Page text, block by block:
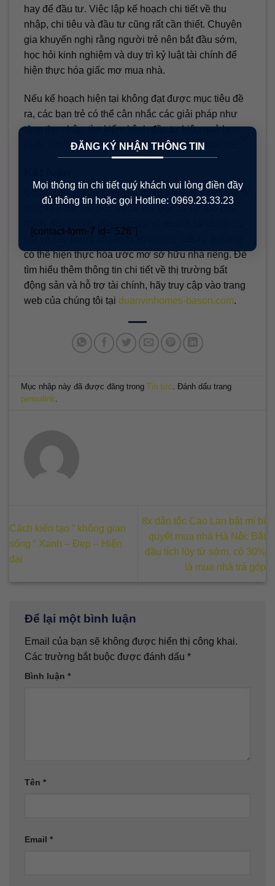
ĐĂNG KÝ NHẬN THÔNG TIN
Mọi thông tin chi tiết quý khách vui lòng điền đầy
đủ thông tin hoặc gọi Hotline: 0969.23.33.23
[contact-form-7 id="526"]
hay để đầu tư. Việc lập kế hoạch chi tiết về thu
nhập, chi tiêu và đầu tư cũng rất cần thiết. Chuyên
gia khuyến nghị rằng người trẻ nên bắt đầu sớm,
học hỏi kinh nghiệm và duy trì kỷ luật tài chính để
hiện thực hóa giấc mơ mua nhà.
Nếu kế hoạch hiện tại không đạt được mục tiêu đề
ra, các bạn trẻ có thể cân nhắc các giải pháp như
tăng thu nhập, tìm kiếm kênh đầu tư hiệu quả hơn
hoặc lớn hơn là kéo dài thời gian dự trù mua nhà.
Giá bất động sản tăng cao đang trở thành một thách
thức lớn đối với giới trẻ tại Hà Nội và TP. Hồ Chí
thể và các bước chuẩn bị kỹ lưỡng, bất kỳ ai cũng
có thể hiện thực hóa ước mơ sở hữu nhà riêng. Để
tìm hiểu thêm thông tin chi tiết về thị trường bất
động sản và hỗ trợ tài chính, hãy truy cập vào trang
web của chúng tôi tại duanvinhomes-bason.com.
Mục nhập này đã được đăng trongTin tức . Đánh dấu trang
permalink
Cách kiến tạo ” không gian
sống ” Xanh – Đẹp – Hiện
đại
8x dân tộc Cao Lan bật mí bí
quyết mua nhà Hà Nội: Bắt
đầu tích lũy từ sớm, có 30%
là mua nhà trả góp
Để lại một bình luận
Email của bạn sẽ không được hiển thị công khai.
Các trường bắt buộc được đánh dấu *
Bình luận *
Tên *
Email *